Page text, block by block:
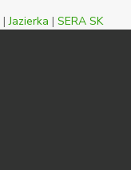
|Jazierka | SERA SK